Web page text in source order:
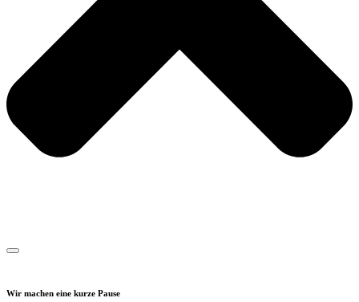
Wir machen eine kurze Pause